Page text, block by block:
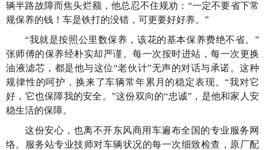
辆半路故障而焦头烂额，他总忍不住规劝：“一定不要省下常
规保养的钱！车是铁打的没错，可更要好好养。”
“我就是按照公里数保养，该花的基本保养费绝不省。”
张师傅的保养经朴实却严谨。每一次按时进站，每一次更换
油液滤芯，都是他与这位“老伙计”无声的对话与承诺。这种
规律性的呵护，换来了车辆常年累月的稳定表现。“我对它
好，它也保障我的安全。”这份双向的“忠诚”，是他和家人安
稳生活的保障。
这份安心，也离不开东风商用车遍布全国的专业服务网
络。服务站专业技师对车辆状况的每一次细致检查，原厂配